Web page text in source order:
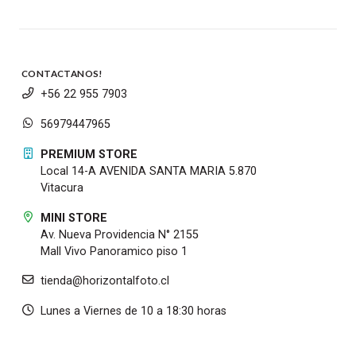
Contemporary
18-300mm f/3.5-6.3 DC Macro OS HSM
50-100mm f/1.8 DC HSM Art
30mm f/1.4 DC HSM Art
19mm f/2.8 DN Art
30mm f/1.4 DC HSM Art
16mm f/1.4 DC DN Contemporary
30mm f/1.4 DC DN Contemporary
CONTACTANOS!
+56 22 955 7903
56979447965
PREMIUM STORE
Local 14-A AVENIDA SANTA MARIA 5.870
Vitacura
MINI STORE
Av. Nueva Providencia N° 2155
Mall Vivo Panoramico piso 1
tienda@horizontalfoto.cl
Lunes a Viernes de 10 a 18:30 horas